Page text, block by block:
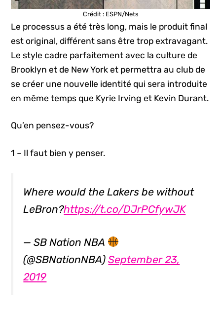
Crédit : ESPN/Nets
Le processus a été très long, mais le produit final
est original, différent sans être trop extravagant.
Le style cadre parfaitement avec la culture de
Brooklyn et de New York et permettra au club de
se créer une nouvelle identité qui sera introduite
en même temps que Kyrie Irving et Kevin Durant.
Qu’en pensez-vous?
1 – Il faut bien y penser.
Where would the Lakers be without
LeBron?https://t.co/DJrPCfywJK
— SB Nation NBA
(@SBNationNBA)September 23,
2019